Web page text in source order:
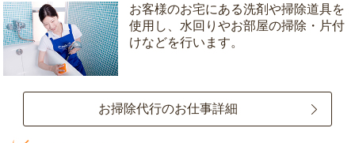
お客様のお宅にある洗剤や掃除道具を
使用し、水回りやお部屋の掃除・片付
けなどを行います。
お掃除代行のお仕事詳細